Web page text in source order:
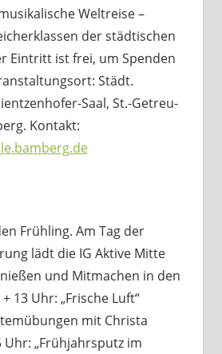
Weltreise –
der städtischen
Eintritt ist frei, um Spenden
Städt.
Saal, St.-Getreu-
Kontakt:
Frühling. Am Tag der
lädt die IG Aktive Mitte
und Mitmachen in den
13 Uhr: „Frische Luft“
mit Christa
Uhr: „Frühjahrsputz im